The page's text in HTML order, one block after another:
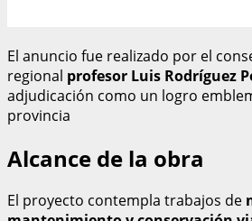
El anuncio fue realizado por el
regional profesor Luis Rodríguez
adjudicación como un logro
provincia
Alcance de la obra
El proyecto contempla trabajos de